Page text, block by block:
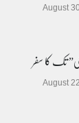
August
تک کا سفر
August